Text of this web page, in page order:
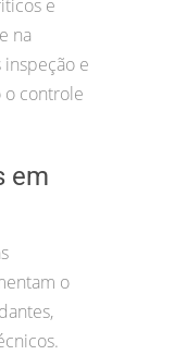
e
na
inspeção e
o controle
em
o